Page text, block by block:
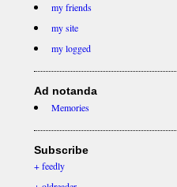
my friends
my site
my logged
Ad notanda
Memories
Subscribe
+ feedly